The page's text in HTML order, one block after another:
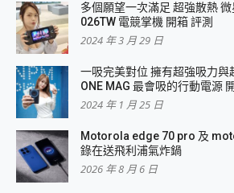
多個願望一次滿足 超強散熱
026TW 電競掌機 開箱 評測
2024 年 3 月 29 日
一吸完美對位 擁有超強吸力與
ONE MAG 最會吸的行動電源
2024 年 1 月 25 日
Motorola edge 70 pro 及
錄在送飛利浦氣炸鍋
2026 年 8 月 6 日